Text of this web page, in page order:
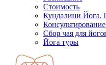
Стоимость
Кундалини Йога.
Сбор чая для
Йога туры